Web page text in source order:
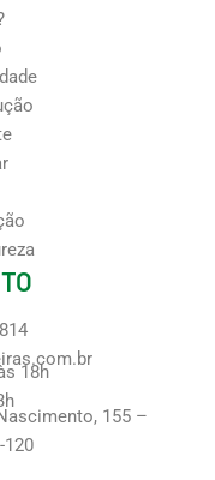
18h
155 –
120